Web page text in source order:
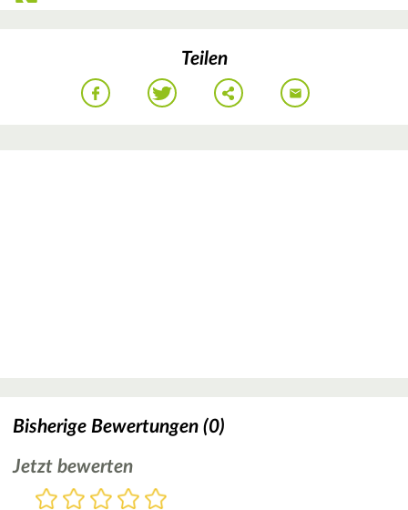
Teilen
Bisherige Bewertungen (0)
Jetzt bewerten
Bewertung
5
4
3
2
1